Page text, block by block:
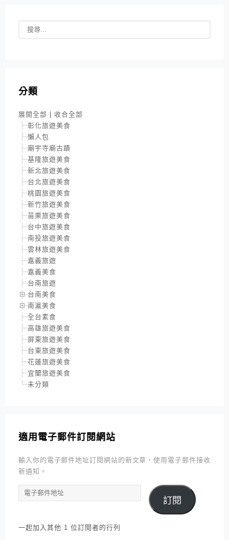
分類
展開全部 | 收合全部
彰化旅遊美食
懶人包
廟宇寺廟古蹟
基隆旅遊美食
新北旅遊美食
台北旅遊美食
桃園旅遊美食
新竹旅遊美食
苗栗旅遊美食
台中旅遊美食
南投旅遊美食
雲林旅遊美食
嘉義旅遊
嘉義美食
台南旅遊
台南美食
南瀛美食
全台素食
高雄旅遊美食
屏東旅遊美食
台東旅遊美食
花蓮旅遊美食
宜蘭旅遊美食
未分類
適用電子郵件訂閱網站
輸入你的電子郵件地址訂閱網站的新文章，使用電子郵件接收
新通知。
電
子
件
訂閱
一起加入其他 1 位訂閱者的行列